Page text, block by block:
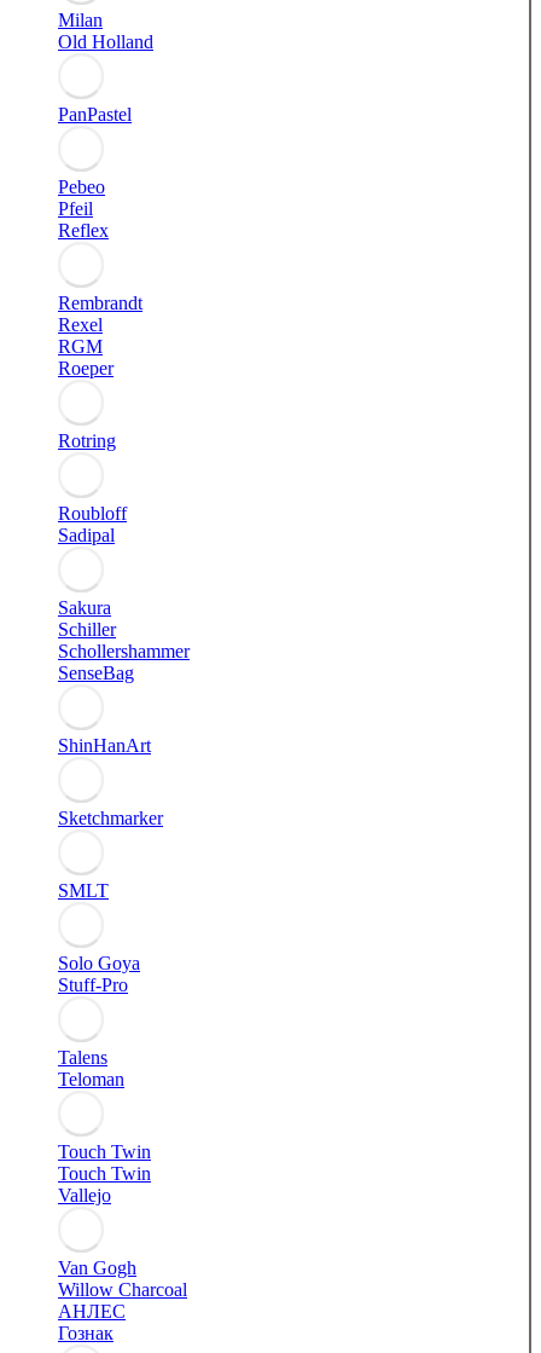
Milan
Old Holland
PanPastel
Pebeo
Pfeil
Reflex
Rembrandt
Rexel
RGM
Roeper
Rotring
Roubloff
Sadipal
Sakura
Schiller
Schollershammer
SenseBag
ShinHanArt
Sketchmarker
SMLT
Solo Goya
Stuff-Pro
Talens
Teloman
Touch Twin
Touch Twin
Vallejo
Van Gogh
Willow Charcoal
АНЛЕС
Гознак